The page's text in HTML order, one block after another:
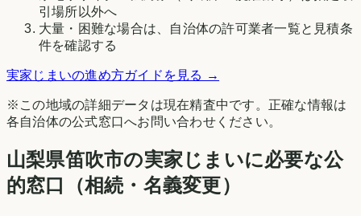
引場所以外へ
大量・困難な場合は、自治体の許可業者一覧と見積条
件を確認する
実家じまいの進め方ガイドを見る →
※この地域の詳細データは現在精査中です。正確な情報は
各自治体の公式窓口へお問い合わせください。
山梨県笛吹市の実家じまいに必要な公
的窓口（相続・名義変更）